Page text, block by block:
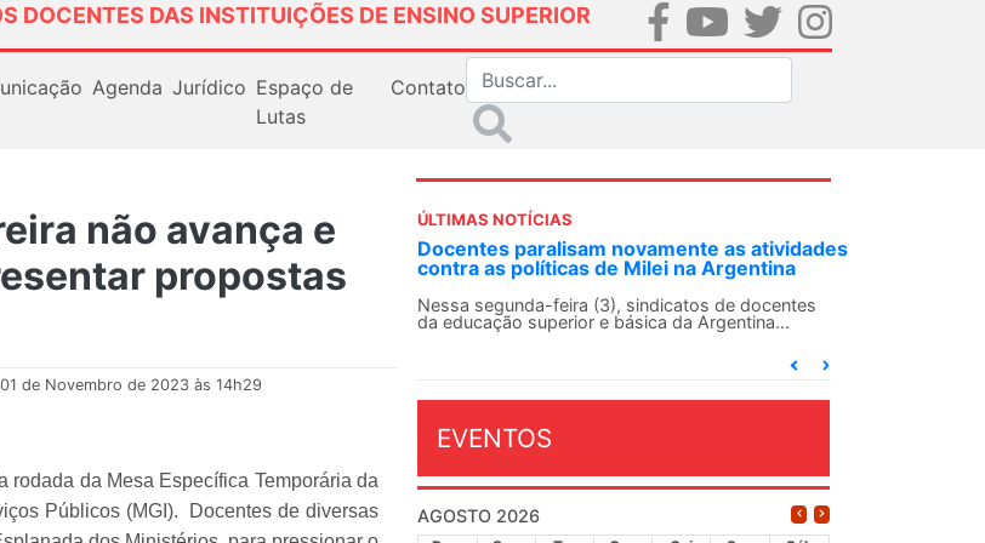
DOCENTES DAS INSTITUIÇÕES DE ENSINO SUPERIOR
Agenda Jurídico Espaço de
Lutas
Contato
não avança e
propostas
de Novembro de 2023 às 14h29
rodada da Mesa Específica Temporária da
Públicos (MGI). Docentes de diversas
ÚLTIMAS NOTÍCIAS
ANDES-SN convoca docentes para Dia de
Solidariedade Internacionalista com Cuba em
13 de agosto
O ANDES-SN conclama suas seções sindicais e o
EVENTOS